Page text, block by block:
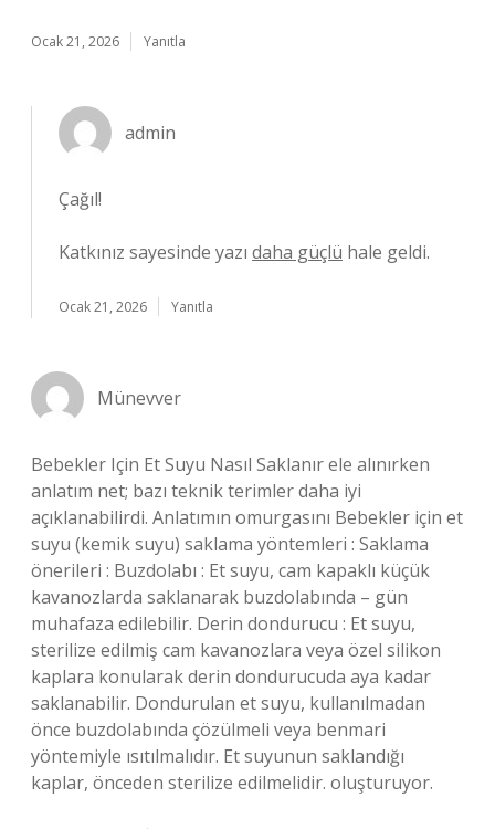
Ocak 21, 2026 Yanıtla
admin
Çağıl!
Katkınız sayesinde yazı daha güçlü hale geldi.
Ocak 21, 2026 Yanıtla
Münevver
Bebekler Için Et Suyu Nasıl Saklanır ele alınırken
anlatım net; bazı teknik terimler daha iyi
açıklanabilirdi. Anlatımın omurgasını Bebekler için et
suyu (kemik suyu) saklama yöntemleri : Saklama
önerileri : Buzdolabı : Et suyu, cam kapaklı küçük
kavanozlarda saklanarak buzdolabında – gün
muhafaza edilebilir. Derin dondurucu : Et suyu,
sterilize edilmiş cam kavanozlara veya özel silikon
kaplara konularak derin dondurucuda aya kadar
saklanabilir. Dondurulan et suyu, kullanılmadan
önce buzdolabında çözülmeli veya benmari
yöntemiyle ısıtılmalıdır. Et suyunun saklandığı
kaplar, önceden sterilize edilmelidir. oluşturuyor.